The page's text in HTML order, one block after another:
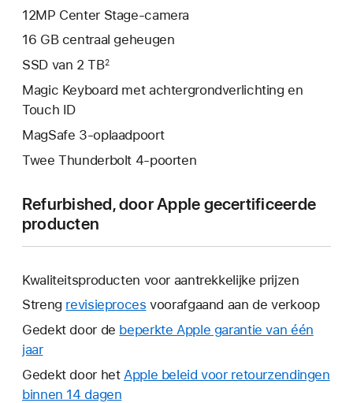
12MP Center Stage-camera
16 GB centraal geheugen
SSD van 2 TB2
Magic Keyboard met achtergrondverlichting en
Touch ID
MagSafe 3-oplaadpoort
Twee Thunderbolt 4-poorten
Refurbished, door Apple gecertificeerde
producten
Kwaliteitsproducten voor aantrekkelijke prijzen
Streng revisieproces voorafgaand aan de verkoop
Gedekt door de beperkte Apple garantie van één
jaarHierdoor
wordt
er
Gedekt door het Apple beleid voor retourzendingen
binnen 14 dagen